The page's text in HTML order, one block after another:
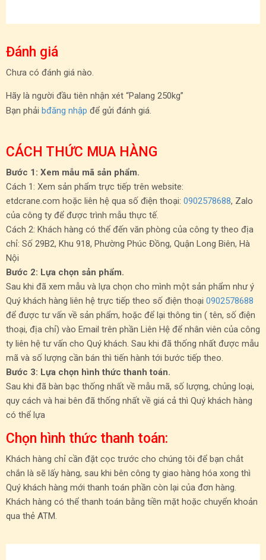
Đánh giá
Chưa có đánh giá nào.
Hãy là người đầu tiên nhận xét “Palang 250kg”
Bạn phải bđăng nhập để gửi đánh giá.
CÁCH THỨC MUA HÀNG
Bước 1: Xem mẫu mã sản phẩm.
Cách 1: Xem sản phẩm trực tiếp trên website:
etdcrane.com hoặc liên hệ qua số điện thoại: 0902578688, Zalo
của công ty để được trình mẫu thực tế.
Cách 2: Khách hàng có thể đến văn phòng của công ty theo địa
chỉ: Số 29B2, Khu 918, Phường Phúc Đồng, Quận Long Biên, Hà
Nội
Bước 2: Lựa chọn sản phẩm.
Sau khi đã xem mẫu và lựa chọn cho mình một sản phẩm như ý
Quý khách hàng liên hệ trực tiếp theo số điện thoại 0902578688
để được tư vấn về sản phẩm, hoặc để lại thông tin ( tên, số điện
thoại, địa chỉ) vào Email trên phần Liên Hệ để nhân viên của công
ty liên hệ tư vấn cho Quý khách. Sau khi đã thống nhất được mẫu
mã và số lượng cần bán thì tiến hành tới bước tiếp theo.
Bước 3: Lựa chọn hình thức thanh toán.
Sau khi đã bàn bạc thống nhất về mẫu mã, số lượng, chủng loại,
quy cách và hai bên đã thống nhất về giá cả thì Quý khách hàng
có thể lựa
Chọn hình thức thanh toán:
Khách hàng chỉ cần đặt cọc trước cho chúng tôi để bạn chắt
chắn là sẽ lấy hàng, sau khi bên công ty giao hàng hóa xong thì
Quý khách hàng mới thanh toán phần còn lại của đơn hàng.
Khách hàng có thể thanh toán bằng tiền mặt hoặc chuyển khoản
qua thẻ ATM.